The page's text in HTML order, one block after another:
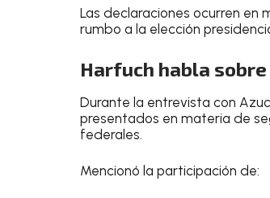
Las declaraciones ocurren en
rumbo a la elección
Harfuch habla
Durante la entrevista con
presentados en materia de
federales.
Mencionó la participación de: